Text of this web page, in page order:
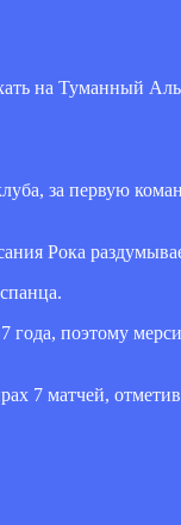
на Туманный
за первую
Рока
поэтому
7 матчей,